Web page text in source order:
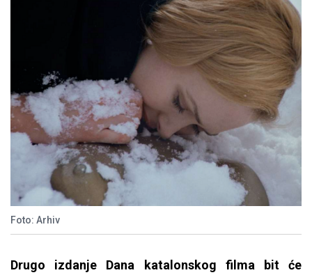
Foto: Arhiv
Drugo izdanje Dana katalonskog filma bit će